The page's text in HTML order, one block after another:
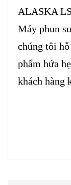
ALASKA
Máy phun
chúng tôi
phẩm hứa
khách hàng